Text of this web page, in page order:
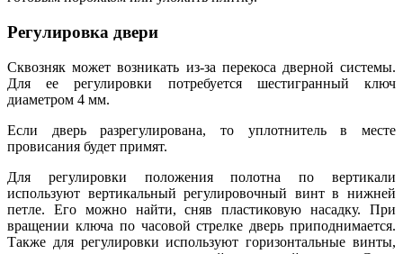
Регулировка двери
Сквозняк может возникать из-за перекоса дверной системы.
Для ее регулировки потребуется шестигранный ключ
диаметром 4 мм.
Если дверь разрегулирована, то уплотнитель в месте
провисания будет примят.
Для регулировки положения полотна по вертикали
используют вертикальный регулировочный винт в нижней
петле. Его можно найти, сняв пластиковую насадку. При
вращении ключа по часовой стрелке дверь приподнимается.
Также для регулировки используют горизонтальные винты,